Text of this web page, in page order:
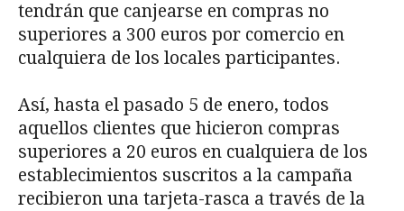
tendrán que canjearse en compras no
superiores a 300 euros por comercio en
cualquiera de los locales participantes.
Así, hasta el pasado 5 de enero, todos
aquellos clientes que hicieron compras
superiores a 20 euros en cualquiera de los
establecimientos suscritos a la campaña
recibieron una tarjeta-rasca a través de la